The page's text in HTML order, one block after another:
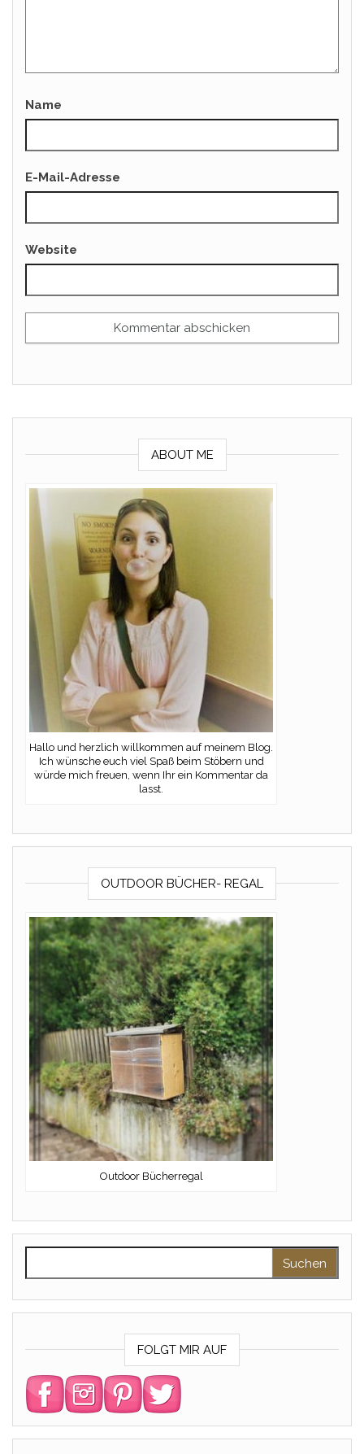
Name
E-Mail-Adresse
Website
ABOUT ME
Hallo und herzlich willkommen auf meinem Blog.
Ich wünsche euch viel Spaß beim Stöbern und
würde mich freuen, wenn Ihr ein Kommentar da
lasst.
OUTDOOR BÜCHER- REGAL
Outdoor Bücherregal
FOLGT MIR AUF